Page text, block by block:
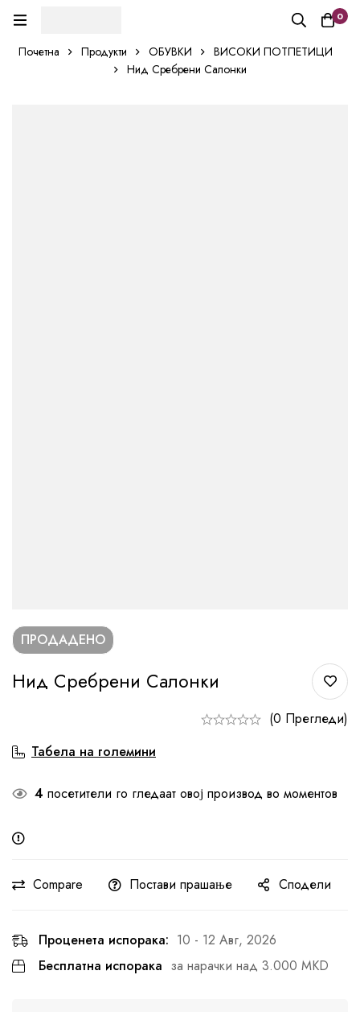
0
Почетна Продукти ОБУВКИ
ВИСОКИ ПОТПЕТИЦИ
Нид Сребрени Салонки
ПРОДАДЕНО
Нид Сребрени Салонки
(0 Прегледи)
Табела на големини
4 посетители го гледаат овој производ во моментов
Compare Постави прашање Сподели
Проценета испорака: 10 - 12 Авг, 2026
Бесплатна испорака за нарачки над 3.000 MKD